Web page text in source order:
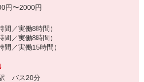
円〜2000円
／実働8時間）
／実働8時間）
／実働15時間）
バス20分